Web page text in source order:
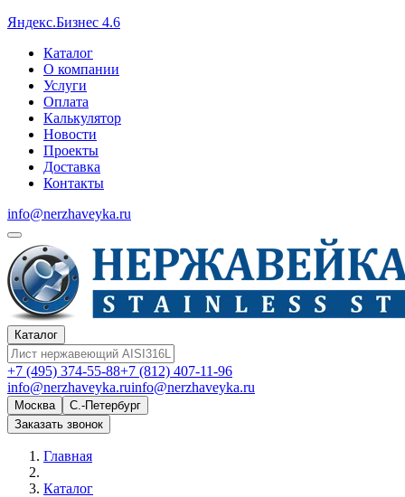
Яндекс.Бизнес 4.6
Каталог
О компании
Услуги
Оплата
Калькулятор
Новости
Проекты
Доставка
Контакты
info@nerzhaveyka.ru
Каталог
+7 (495) 374-55-88+7 (812) 407-11-96
info@nerzhaveyka.ruinfo@nerzhaveyka.ru
Москва
С.-Петербург
Заказать звонок
Главная
Каталог